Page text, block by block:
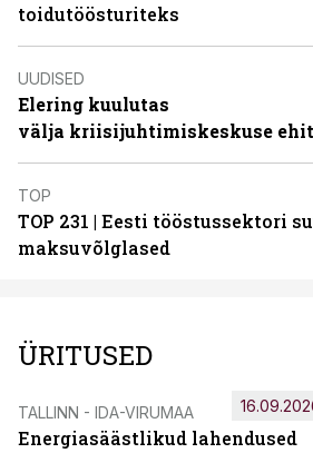
toidutöösturiteks
UUDISED
Elering kuulutas
välja kriisijuhtimiskeskuse
TOP
TOP 231 | Eesti tööstussektori
maksuvõlglased
ÜRITUSED
TALLINN - IDA-VIRUMAA
Energiasäästlikud lahendused